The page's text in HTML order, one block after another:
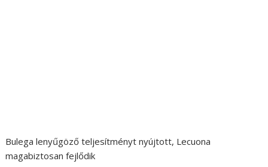
Bulega lenyűgöző teljesítményt nyújtott, Lecuona
magabiztosan fejlődik